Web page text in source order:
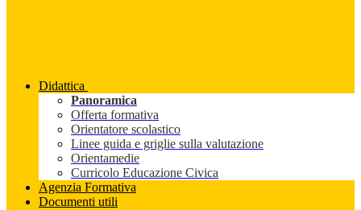
Didattica
Panoramica
Offerta formativa
Orientatore scolastico
Linee guida e griglie sulla valutazione
Orientamedie
Curricolo Educazione Civica
Agenzia Formativa
Documenti utili